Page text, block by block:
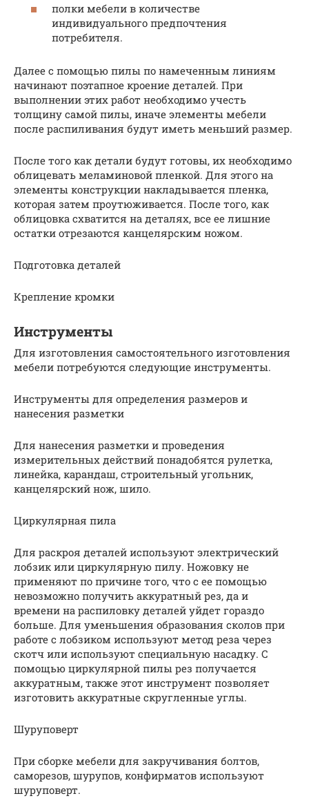
полки мебели в количестве
индивидуального предпочтения
потребителя.
Далее с помощью пилы по намеченным линиям
начинают поэтапное кроение деталей. При
выполнении этих работ необходимо учесть
толщину самой пилы, иначе элементы мебели
после распиливания будут иметь меньший размер.
После того как детали будут готовы, их необходимо
облицевать меламиновой пленкой. Для этого на
элементы конструкции накладывается пленка,
которая затем проутюживается. После того, как
облицовка схватится на деталях, все ее лишние
остатки отрезаются канцелярским ножом.
Подготовка деталей
Крепление кромки
Инструменты
Для изготовления самостоятельного изготовления
мебели потребуются следующие инструменты.
Инструменты для определения размеров и
нанесения разметки
Для нанесения разметки и проведения
измерительных действий понадобятся рулетка,
линейка, карандаш, строительный угольник,
канцелярский нож, шило.
Циркулярная пила
Для раскроя деталей используют электрический
лобзик или циркулярную пилу. Ножовку не
применяют по причине того, что с ее помощью
невозможно получить аккуратный рез, да и
времени на распиловку деталей уйдет гораздо
больше. Для уменьшения образования сколов при
работе с лобзиком используют метод реза через
скотч или используют специальную насадку. С
помощью циркулярной пилы рез получается
аккуратным, также этот инструмент позволяет
изготовить аккуратные скругленные углы.
Шуруповерт
При сборке мебели для закручивания болтов,
саморезов, шурупов, конфирматов используют
шуруповерт.